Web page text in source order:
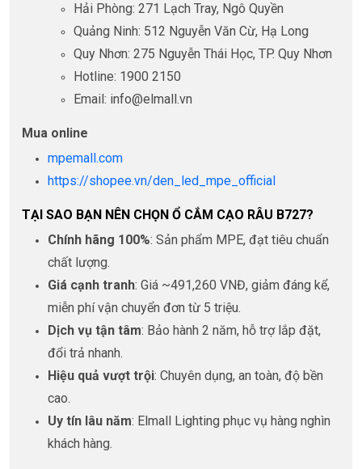
Hải Phòng: 271 Lạch Tray, Ngô Quyền
Quảng Ninh: 512 Nguyễn Văn Cừ, Hạ Long
Quy Nhơn: 275 Nguyễn Thái Học, TP. Quy Nhơn
Hotline: 1900 2150
Email: info@elmall.vn
Mua online
mpemall.com
https://shopee.vn/den_led_mpe_official
TẠI SAO BẠN NÊN CHỌN Ổ CẮM CẠO RÂU B727?
Chính hãng 100%: Sản phẩm MPE, đạt tiêu chuẩn
chất lượng.
Giá cạnh tranh: Giá ~491,260 VNĐ, giảm đáng kể,
miễn phí vận chuyển đơn từ 5 triệu.
Dịch vụ tận tâm: Bảo hành 2 năm, hỗ trợ lắp đặt,
đổi trả nhanh.
Hiệu quả vượt trội: Chuyên dụng, an toàn, độ bền
cao.
Uy tín lâu năm: Elmall Lighting phục vụ hàng nghìn
khách hàng.